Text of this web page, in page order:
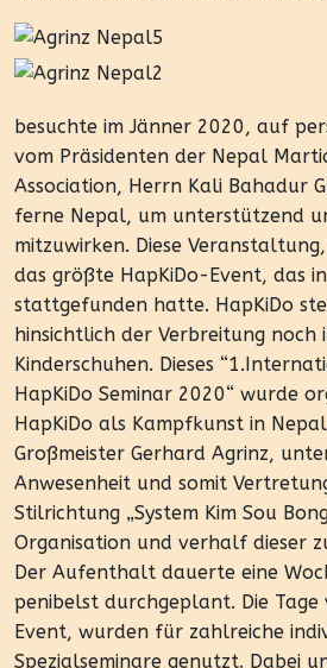
besuchte im Jänner 2020, auf
vom Präsidenten der Nepal
Association, Herrn Kali Bahadur
ferne Nepal, um unterstützend
mitzuwirken. Diese
das größte HapKiDo-Event, das
stattgefunden hatte. HapKiDo
hinsichtlich der Verbreitung noch
Kinderschuhen. Dieses
HapKiDo Seminar 2020“ wurde
HapKiDo als Kampfkunst in
Großmeister Gerhard Agrinz,
Anwesenheit und somit
Stilrichtung „System Kim Sou
Organisation und verhalf dieser
Der Aufenthalt dauerte eine
penibelst durchgeplant. Die
Event, wurden für zahlreiche
Spezialseminare genutzt. Dabei